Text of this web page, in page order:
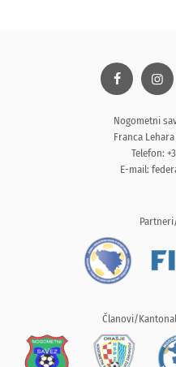
Nogometni
Franca
Telefon:
E-mail:
Članovi/